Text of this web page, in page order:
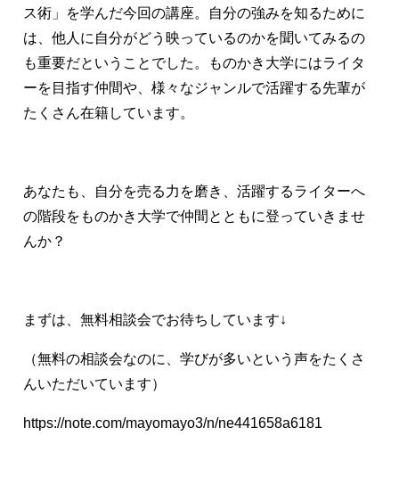
ス術」を学んだ今回の講座。自分の強みを知るために
は、他人に自分がどう映っているのかを聞いてみるの
も重要だということでした。ものかき大学にはライタ
ーを目指す仲間や、様々なジャンルで活躍する先輩が
たくさん在籍しています。
あなたも、自分を売る力を磨き、活躍するライターへ
の階段をものかき大学で仲間とともに登っていきませ
んか？
まずは、無料相談会でお待ちしています↓
（無料の相談会なのに、学びが多いという声をたくさ
んいただいています）
https://note.com/mayomayo3/n/ne441658a6181